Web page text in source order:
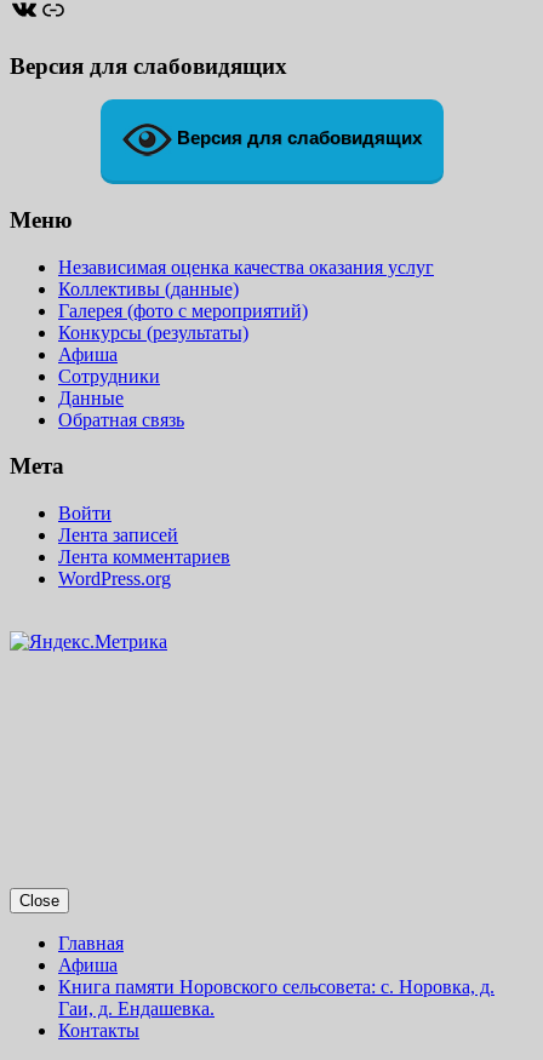
ВКонтакте
Ссылка
Версия для слабовидящих
Версия для слабовидящих
Меню
Независимая оценка качества оказания услуг
Коллективы (данные)
Галерея (фото с мероприятий)
Конкурсы (результаты)
Афиша
Сотрудники
Данные
Обратная связь
Мета
Войти
Лента записей
Лента комментариев
WordPress.org
Close
Главная
Афиша
Книга памяти Норовского сельсовета: с. Норовка, д.
Гаи, д. Ендашевка.
Контакты